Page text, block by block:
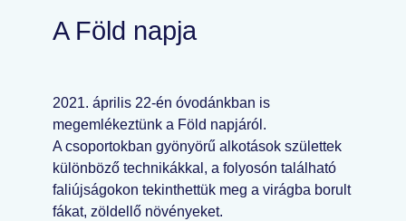
A Föld napja
2021. április 22-én óvodánkban is
megemlékeztünk a Föld napjáról.
A csoportokban gyönyörű alkotások születtek
különböző technikákkal, a folyosón található
faliújságokon tekinthettük meg a virágba borult
fákat, zöldellő növényeket.